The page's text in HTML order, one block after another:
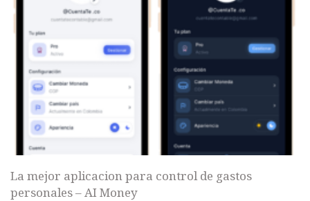
La mejor aplicacion para control de gastos
personales – AI Money